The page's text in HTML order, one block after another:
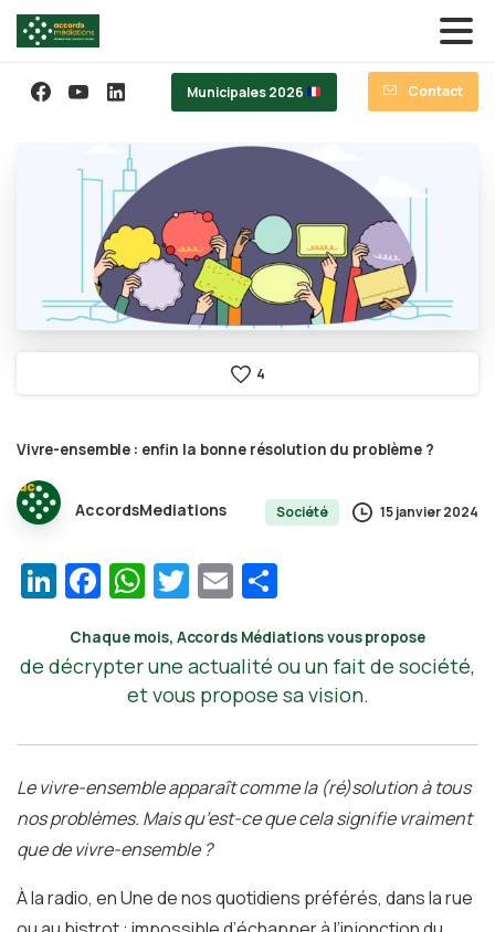
Municipales 2026 Contact
4
Vivre-ensemble : enfin la bonne résolution du problème ?
AccordsMediations Société 15 janvier 2024
LinkedIn
Facebook
WhatsApp
Twitter
Email
Chaque mois, Accords Médiations vous propose
de décrypter une actualité ou un fait de société,
et vous propose sa vision.
Le vivre-ensemble apparaît comme la (ré)solution à tous
nos problèmes. Mais qu’est-ce que cela signifie vraiment
que de vivre-ensemble ?
À la radio, en Une de nos quotidiens préférés, dans la rue